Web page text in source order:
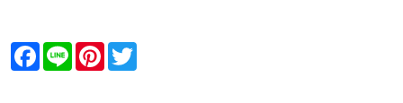
Facebook
Line Pinterest